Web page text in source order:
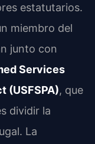
estatutarios.
miembro del
junto con
Services
(USFSPA), que
dividir la
La